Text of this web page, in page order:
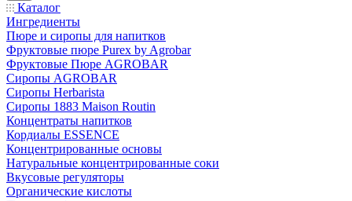
Каталог
Ингредиенты
Пюре и сиропы для напитков
Фруктовые пюре Purex by Agrobar
Фруктовые Пюре AGROBAR
Сиропы AGROBAR
Сиропы Herbarista
Сиропы 1883 Maison Routin
Концентраты напитков
Кордиалы ESSENCE
Концентрированные основы
Натуральные концентрированные соки
Вкусовые регуляторы
Органические кислоты